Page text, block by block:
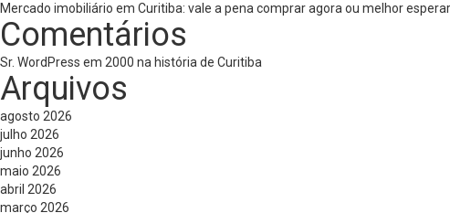
Mercado imobiliário em Curitiba: vale a pena comprar agora ou melhor
Comentários
Sr. WordPress em 2000 na história de Curitiba
Arquivos
agosto 2026
julho 2026
junho 2026
maio 2026
abril 2026
março 2026